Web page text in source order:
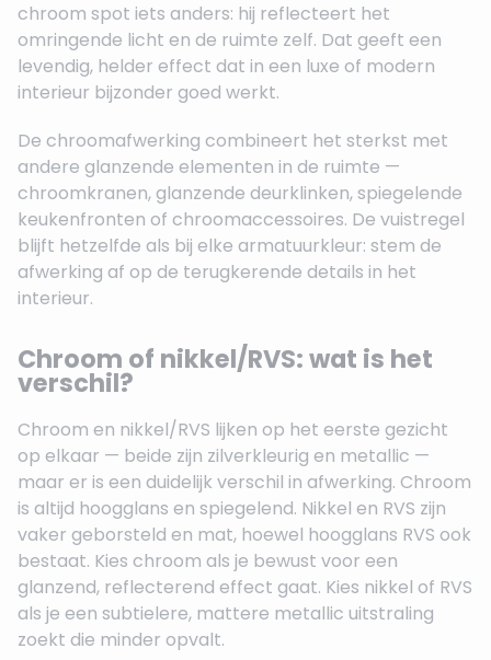
chroom spot iets anders: hij reflecteert het
omringende licht en de ruimte zelf. Dat geeft een
levendig, helder effect dat in een luxe of modern
interieur bijzonder goed werkt.
De chroomafwerking combineert het sterkst met
andere glanzende elementen in de ruimte —
chroomkranen, glanzende deurklinken, spiegelende
keukenfronten of chroomaccessoires. De vuistregel
blijft hetzelfde als bij elke armatuurkleur: stem de
afwerking af op de terugkerende details in het
interieur.
Chroom of nikkel/RVS: wat is het
verschil?
Chroom en nikkel/RVS lijken op het eerste gezicht
op elkaar — beide zijn zilverkleurig en metallic —
maar er is een duidelijk verschil in afwerking. Chroom
is altijd hoogglans en spiegelend. Nikkel en RVS zijn
vaker geborsteld en mat, hoewel hoogglans RVS ook
bestaat. Kies chroom als je bewust voor een
glanzend, reflecterend effect gaat. Kies nikkel of RVS
als je een subtielere, mattere metallic uitstraling
zoekt die minder opvalt.